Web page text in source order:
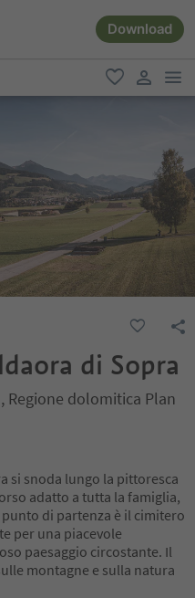
Download
favoriti
user link
di Sopra
Regione dolomitica Plan
si snoda lungo la pittoresca
adatto a tutta la famiglia,
di partenza è il cimitero
per una piacevole
paesaggio circostante. Il
montagne e sulla natura